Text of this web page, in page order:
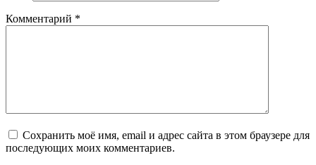
Комментарий *
Сохранить моё имя, email и адрес сайта в этом браузере для
последующих моих комментариев.